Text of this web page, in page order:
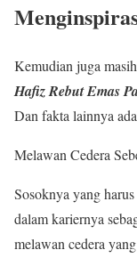
Kemudian juga
Hafiz Rebut Emas
Dan fakta lainnya
Melawan Cedera
Sosoknya yang
dalam kariernya
melawan cedera